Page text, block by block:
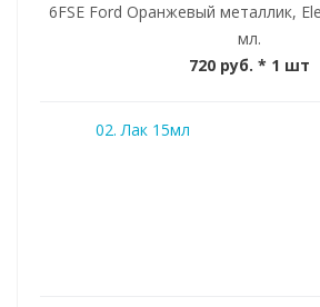
6FSE Ford Оранжевый металлик,
мл.
720 руб. * 1 шт
02. Лак 15мл